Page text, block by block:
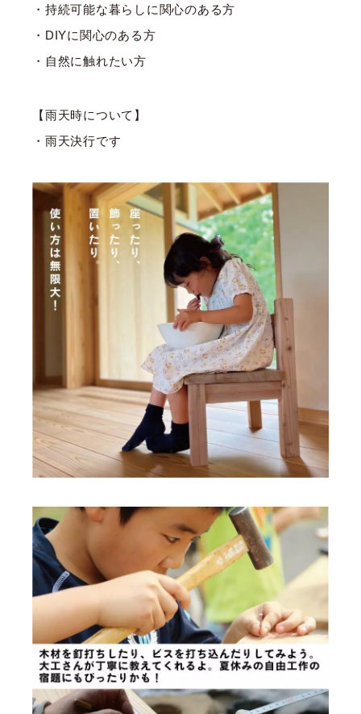
・持続可能な暮らしに関心のある方
・DIYに関心のある方
・自然に触れたい方
【雨天時について】
・雨天決行です